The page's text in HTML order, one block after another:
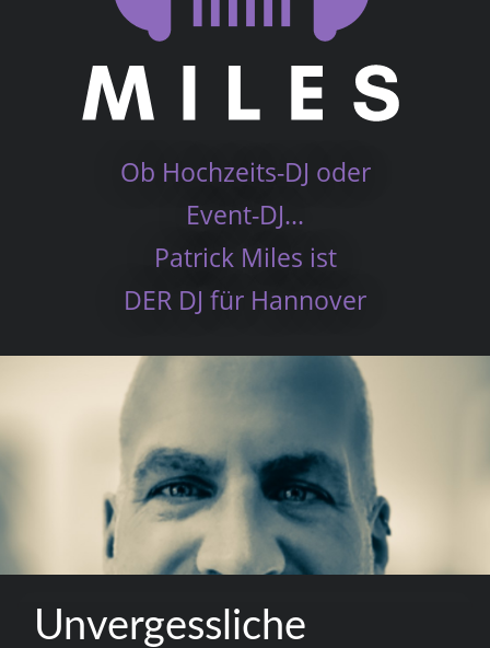
Ob Hochzeits-DJ oder
Event-DJ...
Patrick Miles ist
DER DJ für Hannover
Unvergessliche